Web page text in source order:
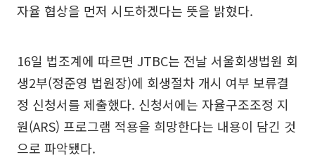
자율 협상을 먼저 시도하겠다는 뜻을 밝혔다.
16일 법조계에 따르면 JTBC는 전날 서울회생법원 회
생2부(정준영 법원장)에 회생절차 개시 여부 보류결
정 신청서를 제출했다. 신청서에는 자율구조조정 지
원(ARS) 프로그램 적용을 희망한다는 내용이 담긴 것
으로 파악됐다.